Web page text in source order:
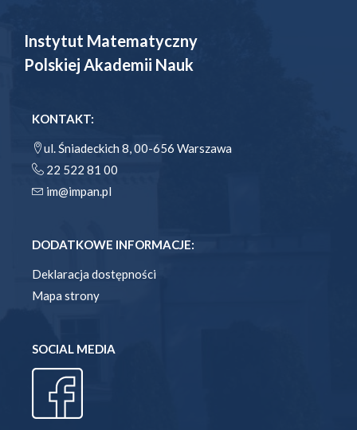
Instytut Matematyczny
Polskiej Akademii Nauk
KONTAKT:
ul. Śniadeckich 8, 00-656 Warszawa
22 522 81 00
im@impan.pl
DODATKOWE INFORMACJE:
Deklaracja dostępności
Mapa strony
SOCIAL MEDIA